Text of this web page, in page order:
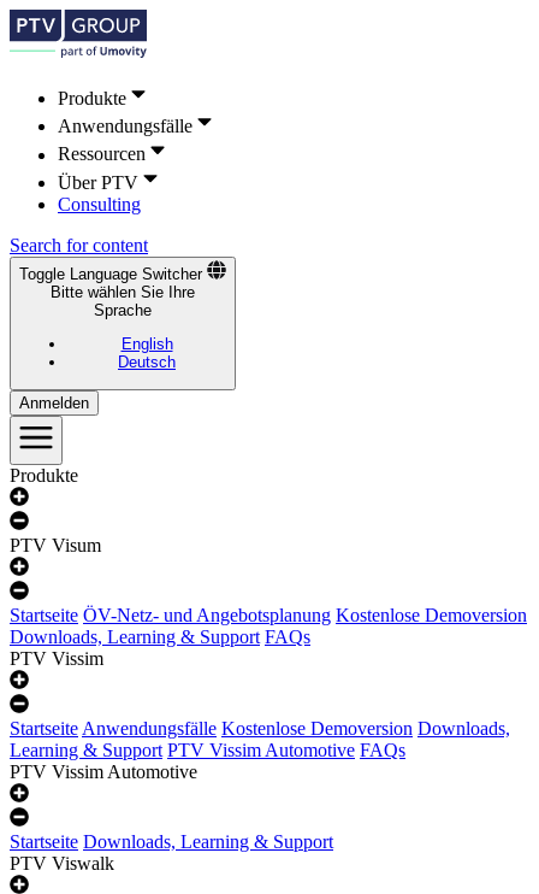
Produkte
Anwendungsfälle
Ressourcen
Über PTV
Consulting
Search for content
Toggle Language Switcher
Bitte wählen Sie Ihre
Sprache
English
Deutsch
Anmelden
Produkte
PTV Visum
Startseite ÖV-Netz- und Angebotsplanung Kostenlose Demoversion
Downloads, Learning & Support FAQs
PTV Vissim
StartseiteAnwendungsfälle Kostenlose Demoversion Downloads,
Learning & Support PTV Vissim Automotive FAQs
PTV Vissim Automotive
Startseite Downloads, Learning & Support
PTV Viswalk